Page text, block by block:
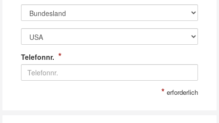
Telefonnr. *
* erforderlich